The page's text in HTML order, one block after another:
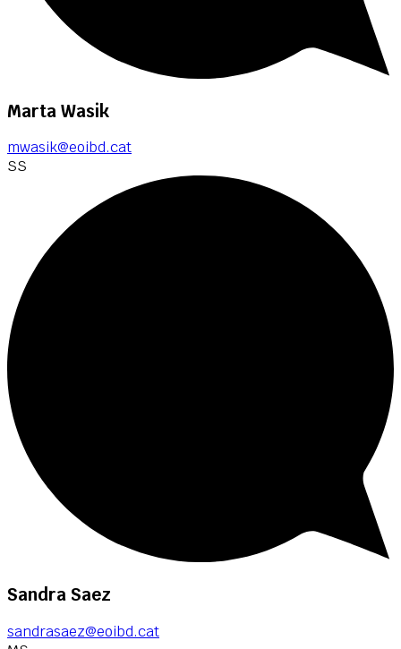
Marta Wasik
mwasik@eoibd.cat
SS
Sandra Saez
sandrasaez@eoibd.cat